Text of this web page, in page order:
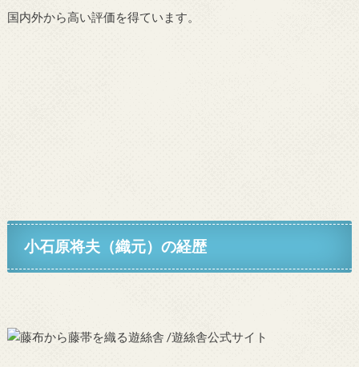
国内外から高い評価を得ています。
小石原将夫（織元）の経歴